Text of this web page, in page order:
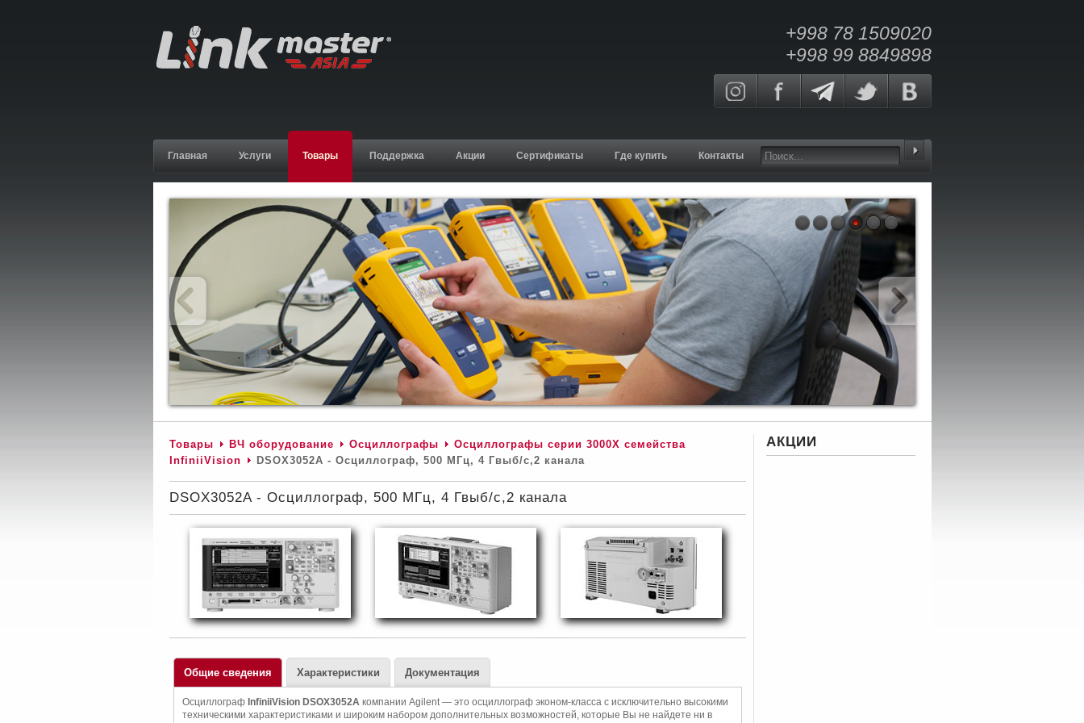
+998 78 1509020
+998 99 8849898
Главная Услуги Товары Поддержка Акции Сертификаты Где купить Контакты
Товары ВЧ оборудование Осциллографы
Осциллографы серии 3000Х семейства
InfiniiVision
DSOX3052A - Осциллограф, 500 МГц, 4 Гвыб/с,2 канала
DSOX3052A - Осциллограф, 500 МГц, 4 Гвыб/с,2 канала
Общие сведения
Осциллограф InfiniiVision DSOX3052Aкомпании Agilent — это осциллограф эконом-класса с исключительно высокими
техническими характеристиками и широким набором дополнительных возможностей, которые Вы не найдете ни в
Характеристики Документация
АКЦИИ